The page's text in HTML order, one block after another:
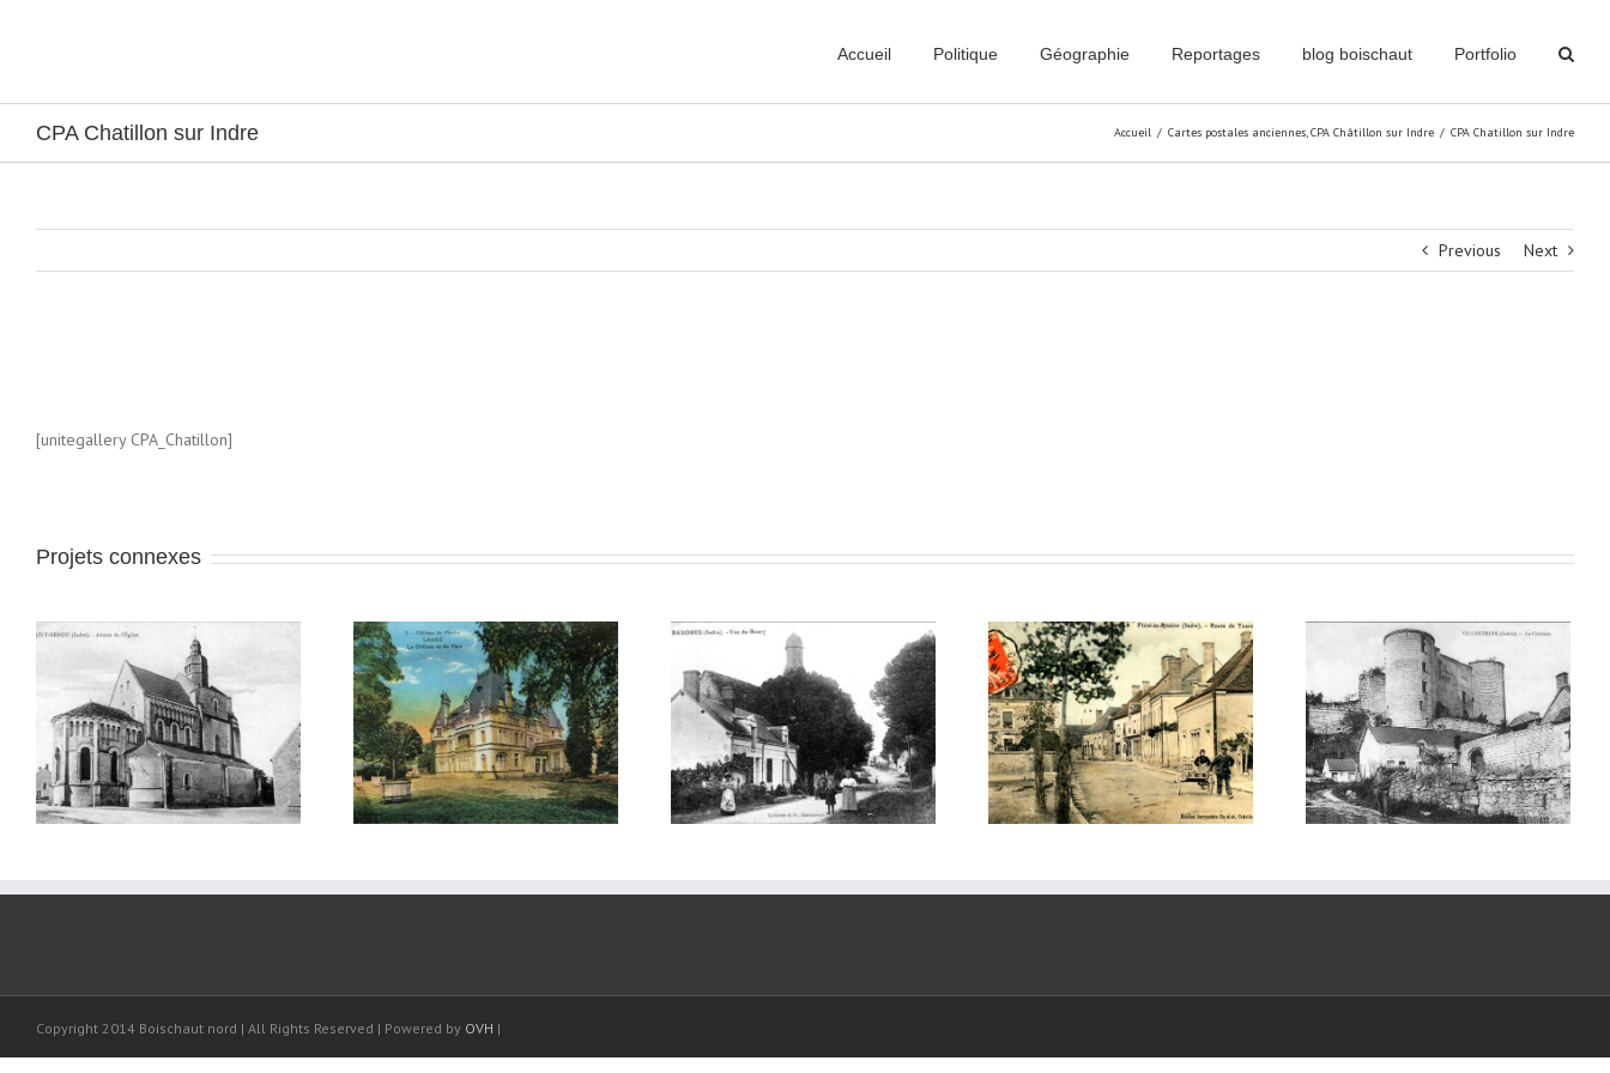
Accueil Politique Géographie Reportages blog boischaut Portfolio
CPA Chatillon sur Indre Accueil / Cartes postales anciennes,CPA Châtillon sur Indre / CPA Chatillon sur Indre
Previous Next
[unitegallery CPA_Chatillon]
Projets connexes
CPA Langé CPA Baudres CPA Fléré la Rivière CPA Villentrois
Copyright 2014 Boischaut nord | All Rights Reserved | Powered by OVH |